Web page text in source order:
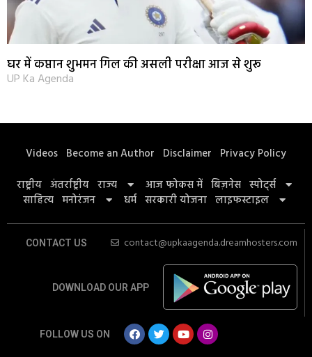
घर में कप्तान शुभमन गिल की असली परीक्षा आज से शुरू
UP Ka Agenda
Videos Become an Author Disclaimer Privacy Policy
राष्ट्रीय अंतर्राष्ट्रीय राज्य आज फोकस में बिज़नेस स्पोर्ट्स
साहित्य मनोरंजन धर्म सरकारी योजना लाइफस्टाइल
CONTACT US contact@upkaagenda.dreamhosters.com
DOWNLOAD OUR APP
FOLLOW US ON